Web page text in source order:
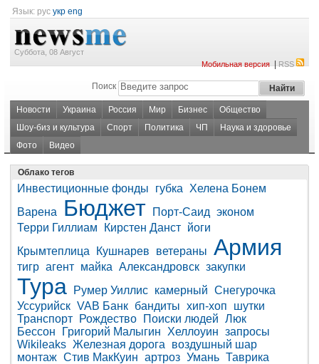
Язык: рус укр eng
Суббота, 08 Август
Мобильная версия|RSS
Поиск
Новости Украина Россия Мир Бизнес
Общество
Шоу-биз и культура
Спорт Политика ЧП
Наука и здоровье
Фото
Видео
Облако тегов
Инвестиционные фонды губка
Хелена Бонем
Варена
Бюджет Порт-Саид эконом
Терри Гиллиам
Кирстен Данст йоги
Крымтеплица
Кушнарев ветераны Армия
тигр агент майка Александровск закупки
Тура Румер Уиллис камерный Снегурочка
Уссурийск VAB Банк бандиты хип-хоп
шутки
Транспорт
Рождество Поиски людей Люк
Бессон
Григорий Малыгин Хеллоуин запросы
Wikileaks Железная дорога
воздушный шар
монтаж Стив МакКуин артроз Умань Таврика